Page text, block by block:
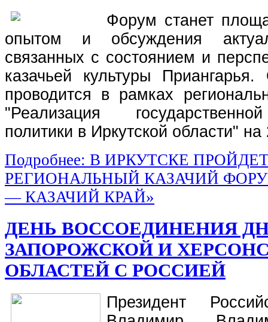
Форум станет
опытом и обсуждения
связанных с состоянием и
казачьей культуры
проводится в рамках
"Реализация
политики в Иркутской области"
Подробнее: В ИРКУТСКЕ
РЕГИОНАЛЬНЫЙ КАЗАЧИЙ
— КАЗАЧИЙ КРАЙ»
ДЕНЬ ВОССОЕДИНЕНИЯ
ЗАПОРОЖСКОЙ И
ОБЛАСТЕЙ С РОССИЕЙ
Президент